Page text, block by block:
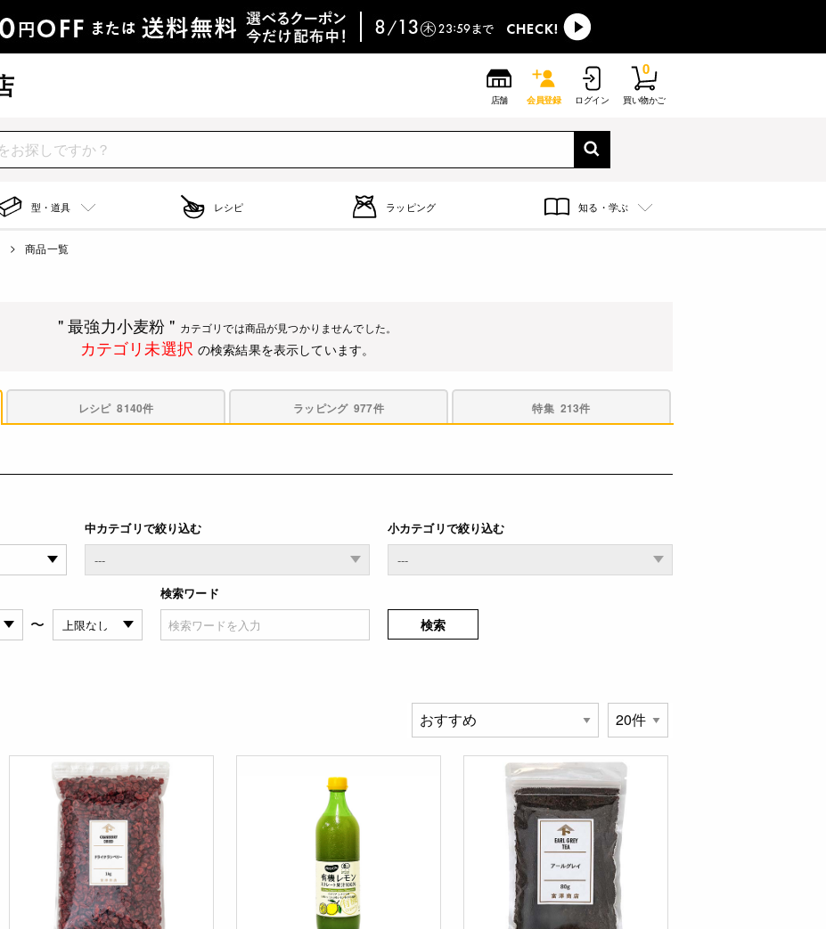
店舗 会員登録 ログイン 買い物かご
0
型・道具 レシピ ラッピング 知る・学ぶ
商品一覧
" 最強力小麦粉 " カテゴリでは商品が見つかりませんでした。
カテゴリ未選択 の検索結果を表示しています。
レシピ 8140件 ラッピング 977件 特集 213件
中カテゴリで絞り込む 小カテゴリで絞り込む
〜
検索ワード
検索